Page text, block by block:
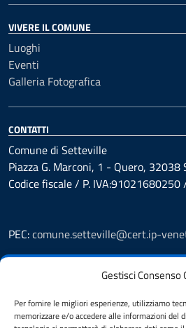
Gestisci Consenso
Per fornire le migliori esperienze, utilizziamo
memorizzare e/o accedere alle informazioni del
VIVERE IL COMUNE
Luoghi
Eventi
Galleria Fotografica
CONTATTI
Comune di Setteville
Piazza G. Marconi, 1 - Quero, 32038
Codice fiscale / P.
PEC:comune.setteville@cert.ip-
Leggi le FAQ
Segnalazione disservizio
Richiesta assistenza